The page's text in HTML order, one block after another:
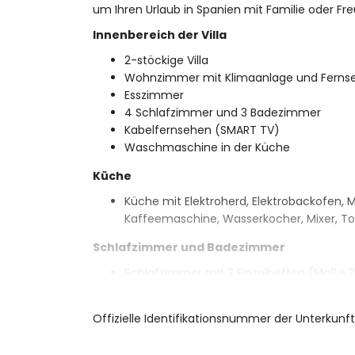
um Ihren Urlaub in Spanien mit Familie oder
Innenbereich der Villa
2-stöckige Villa
Wohnzimmer mit Klimaanlage und
Esszimmer
4 Schlafzimmer und 3 Badezimmer
Kabelfernsehen (SMART TV)
Waschmaschine in der Küche
Küche
Küche mit Elektroherd, Elektrobackofen,
Kaffeemaschine, Wasserkocher, Mixer,
Schlafzimmer und Badezimmer
Schlafzimmer mit 2 Einzelbetten (Maße
Schlafzimmer mit 2 Einzelbetten (Maße
Offizielle Identifikationsnummer der